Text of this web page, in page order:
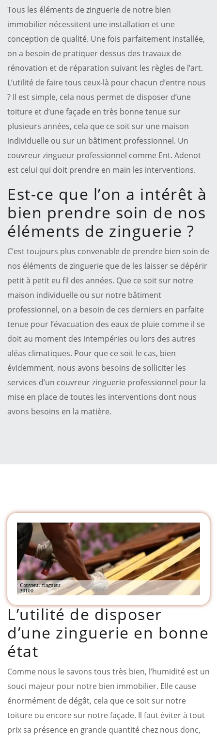
Tous les éléments de zinguerie de notre bien
immobilier nécessitent une installation et une
conception de qualité. Une fois parfaitement installée,
on a besoin de pratiquer dessus des travaux de
rénovation et de réparation suivant les règles de l’art.
L’utilité de faire tous ceux-là pour chacun d’entre nous
? Il est simple, cela nous permet de disposer d’une
toiture et d’une façade en très bonne tenue sur
plusieurs années, cela que ce soit sur une maison
individuelle ou sur un bâtiment professionnel. Un
couvreur zingueur professionnel comme Ent. Adenot
est celui qui doit prendre en main les interventions.
Est-ce que l’on a intérêt à
bien prendre soin de nos
éléments de zinguerie ?
C’est toujours plus convenable de prendre bien soin de
nos éléments de zinguerie que de les laisser se dépérir
petit à petit eu fil des années. Que ce soit sur notre
maison individuelle ou sur notre bâtiment
professionnel, on a besoin de ces derniers en parfaite
tenue pour l’évacuation des eaux de pluie comme il se
doit au moment des intempéries ou lors des autres
aléas climatiques. Pour que ce soit le cas, bien
évidemment, nous avons besoins de solliciter les
services d’un couvreur zinguerie professionnel pour la
mise en place de toutes les interventions dont nous
avons besoins en la matière.
L’utilité de disposer
d’une zinguerie en bonne
état
Comme nous le savons tous très bien, l’humidité est un
souci majeur pour notre bien immobilier. Elle cause
énormément de dégât, cela que ce soit sur notre
toiture ou encore sur notre façade. Il faut éviter à tout
prix sa présence en grande quantité chez nous donc,